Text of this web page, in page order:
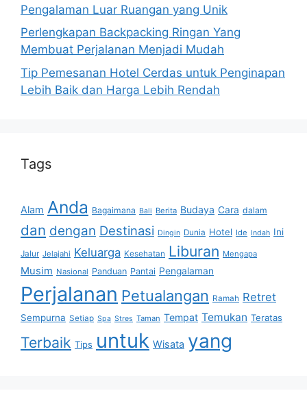
Pengalaman Luar Ruangan yang Unik
Perlengkapan Backpacking Ringan Yang
Membuat Perjalanan Menjadi Mudah
Tip Pemesanan Hotel Cerdas untuk Penginapan
Lebih Baik dan Harga Lebih Rendah
Tags
Alam Anda Bagaimana Bali Berita Budaya Cara dalam
dan dengan Destinasi Dingin Dunia Hotel Ide Indah Ini
Jalur Jelajahi Keluarga Kesehatan Liburan Mengapa
Musim Nasional Panduan Pantai Pengalaman
Perjalanan Petualangan Ramah Retret
Sempurna Setiap Spa Stres Taman Tempat Temukan Teratas
Terbaik Tips untuk Wisata yang